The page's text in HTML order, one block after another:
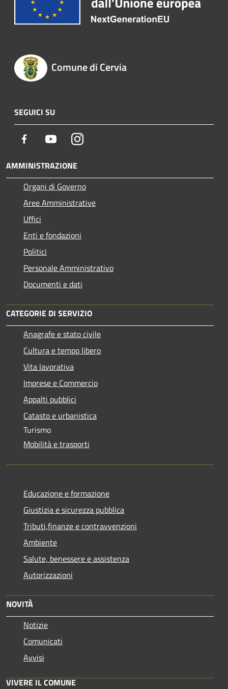
Comune di Cervia
SEGUICI SU
Facebook YoutubeInstagram
AMMINISTRAZIONE
Organi di Governo
Aree Amministrative
Uffici
Enti e fondazioni
Politici
Personale Amministrativo
Documenti e dati
CATEGORIE DI SERVIZIO
Anagrafe e stato civile
Cultura e tempo libero
Vita lavorativa
Imprese e Commercio
Appalti pubblici
Catasto e urbanistica
Turismo
Mobilità e trasporti
Educazione e formazione
Giustizia e sicurezza pubblica
Tributi,finanze e contravvenzioni
Ambiente
Salute, benessere e assistenza
Autorizzazioni
NOVITÀ
Notizie
Comunicati
Avvisi
VIVERE IL COMUNE